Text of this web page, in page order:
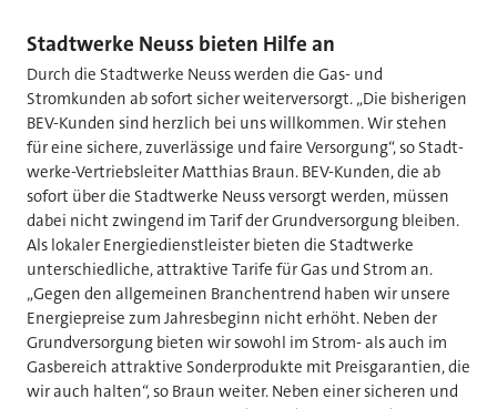
Stadtwerke Neuss bieten Hilfe an
Durch die Stadtwerke Neuss werden die Gas- und
Stromkunden ab sofort sicher weiterversorgt. „Die bisherigen
BEV-Kunden sind herzlich bei uns willkommen. Wir stehen
für eine sichere, zuverlässige und faire Versorgung“, so Stadt-
werke-Vertriebsleiter Matthias Braun. BEV-Kunden, die ab
sofort über die Stadtwerke Neuss versorgt werden, müssen
dabei nicht zwingend im Tarif der Grundversorgung bleiben.
Als lokaler Energiedienstleister bieten die Stadtwerke
unterschiedliche, attraktive Tarife für Gas und Strom an.
„Gegen den allgemeinen Branchentrend haben wir unsere
Energiepreise zum Jahresbeginn nicht erhöht. Neben der
Grundversorgung bieten wir sowohl im Strom- als auch im
Gasbereich attraktive Sonderprodukte mit Preisgarantien, die
wir auch halten“, so Braun weiter. Neben einer sicheren und